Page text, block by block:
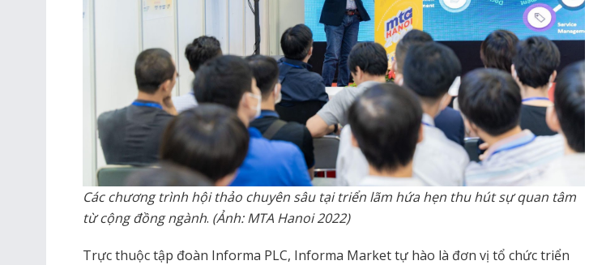
Các chương trình hội thảo chuyên sâu tại triển lãm hứa hẹn thu hút sự quan tâm
từ cộng đồng ngành. (Ảnh: MTA Hanoi 2022)
Trực thuộc tập đoàn Informa PLC, Informa Market tự hào là đơn vị tổ chức triển